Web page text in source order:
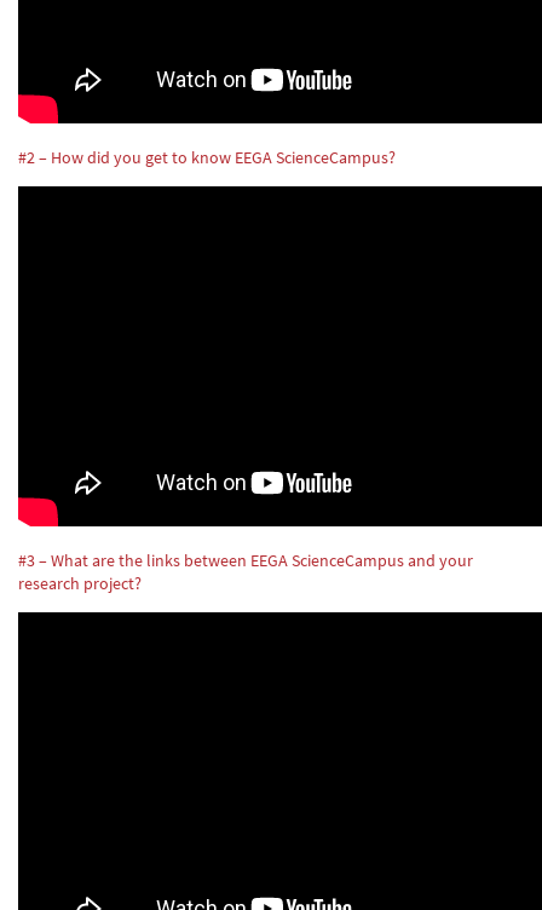
#2 – How did you get to know EEGA ScienceCampus?
#3 – What are the links between EEGA ScienceCampus and your
research project?